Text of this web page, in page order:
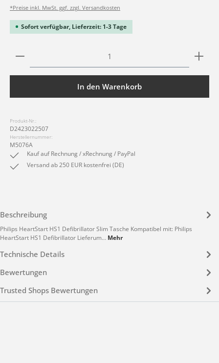
*Preise inkl. MwSt. ggf. zzgl. Versandkosten
Sofort verfügbar, Lieferzeit: 1-3 Tage
Produkt Anzahl: Gib den gewünschten Wert ein
In den Warenkorb
Produkt-Nr.:
D2423022507
Herstellernummer:
M5076A
Kauf auf Rechnung / xRechnung / PayPal
Versand ab 250 EUR kostenfrei (DE)
Beschreibung
Philips HeartStart HS1 Defibrillator Slim Tasche Kompatibel mit: Philips
HeartStart HS1 Defibrillator Lieferum… Mehr
Technische Details
Bewertungen
Trusted Shops Bewertungen